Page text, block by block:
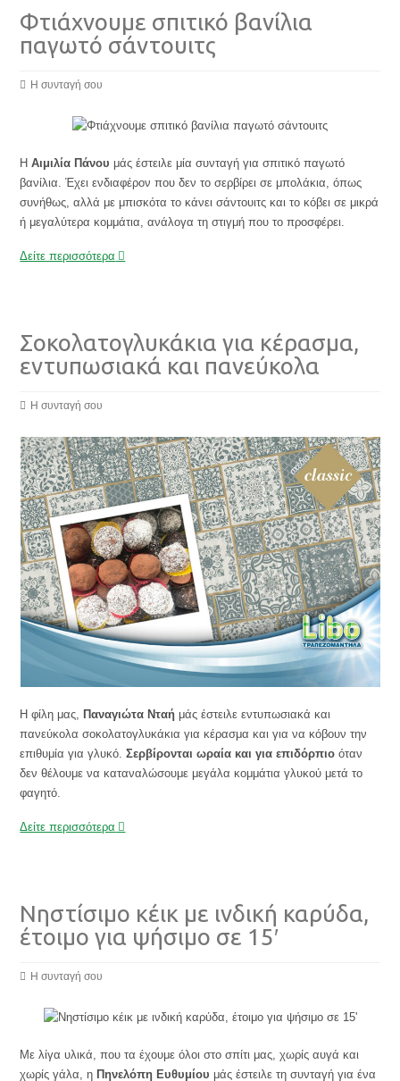
Φτιάχνουμε σπιτικό βανίλια
παγωτό σάντουιτς
Η συνταγή σου
ΗΑιμιλία Πάνου μάς έστειλε μία συνταγή για σπιτικό παγωτό
βανίλια. Έχει ενδιαφέρον που δεν το σερβίρει σε μπολάκια, όπως
συνήθως, αλλά με μπισκότα το κάνει σάντουιτς και το κόβει σε μικρά
ή μεγαλύτερα κομμάτια, ανάλογα τη στιγμή που το προσφέρει.
Δείτε περισσότερα
Σοκολατογλυκάκια για κέρασμα,
εντυπωσιακά και πανεύκολα
Η συνταγή σου
Η φίλη μας, Παναγιώτα Νταή μάς έστειλε εντυπωσιακά και
πανεύκολα σοκολατογλυκάκια για κέρασμα και για να κόβουν την
επιθυμία για γλυκό.Σερβίρονται ωραία και για επιδόρπιο όταν
δεν θέλουμε να καταναλώσουμε μεγάλα κομμάτια γλυκού μετά το
φαγητό.
Δείτε περισσότερα
Νηστίσιμο κέικ με ινδική καρύδα,
έτοιμο για ψήσιμο σε 15′
Η συνταγή σου
Με λίγα υλικά, που τα έχουμε όλοι στο σπίτι μας, χωρίς αυγά και
χωρίς γάλα, η Πηνελόπη Ευθυμίου μάς έστειλε τη συνταγή για ένα